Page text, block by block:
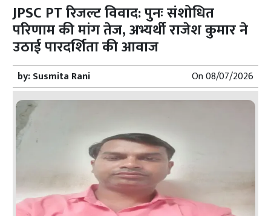
JPSC PT रिजल्ट विवाद: पुनः संशोधित
परिणाम की मांग तेज, अभ्यर्थी राजेश कुमार ने
उठाई पारदर्शिता की आवाज
by:Susmita Rani On08/07/2026